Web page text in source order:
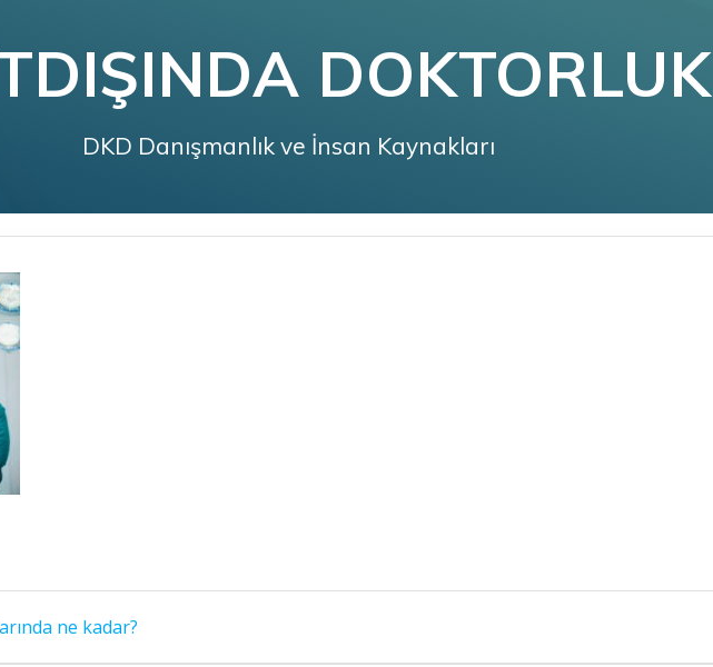
DOKTORLUK
DKD Danışmanlık ve İnsan Kaynakları
ne kadar?